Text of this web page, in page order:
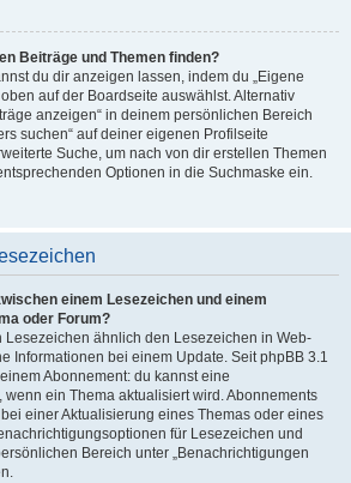
Beiträge und Themen finden?
du dir anzeigen lassen, indem du „Eigene
auf der Boardseite auswählst. Alternativ
anzeigen“ in deinem persönlichen Bereich
suchen“ auf deiner eigenen Profilseite
Suche, um nach von dir erstellen Themen
Optionen in die Suchmaske ein.
einem Lesezeichen und einem
oder Forum?
Lesezeichen ähnlich den Lesezeichen in Web-
Informationen bei einem Update. Seit phpBB 3.1
Abonnement: du kannst eine
ein Thema aktualisiert wird. Abonnements
einer Aktualisierung eines Themas oder eines
für Lesezeichen und
Bereich unter „Benachrichtigungen